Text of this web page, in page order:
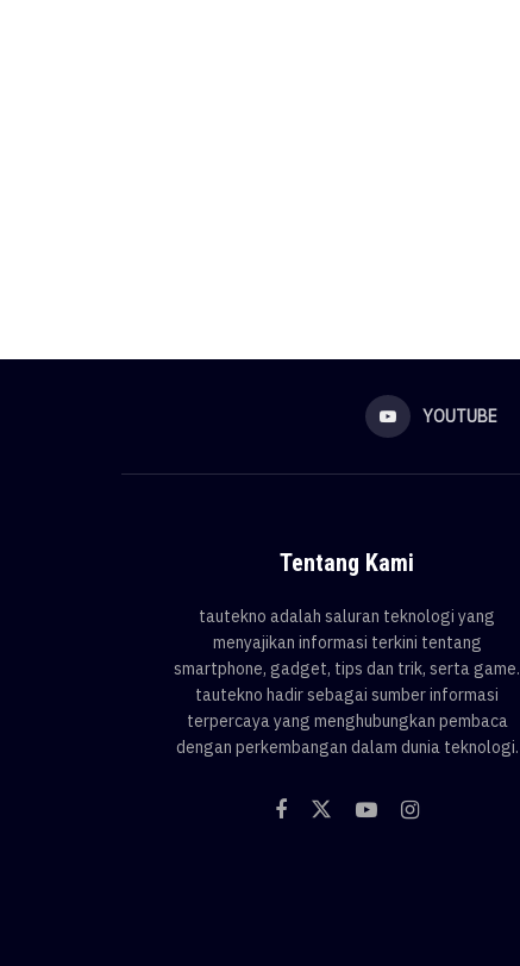
YOUTUBE
Tentang Kami
tautekno adalah saluran teknologi yang
menyajikan informasi terkini tentang
smartphone, gadget, tips dan trik, serta game.
tautekno hadir sebagai sumber informasi
terpercaya yang menghubungkan pembaca
dengan perkembangan dalam dunia teknologi.